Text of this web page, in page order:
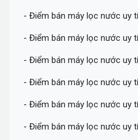
- Điểm bán máy lọc nước uy
- Điểm bán máy lọc nước uy
- Điểm bán máy lọc nước uy
- Điểm bán máy lọc nước uy
- Điểm bán máy lọc nước uy
- Điểm bán máy lọc nước uy